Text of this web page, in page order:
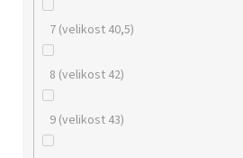
7 (velikost 40,5)
8 (velikost 42)
9 (velikost 43)